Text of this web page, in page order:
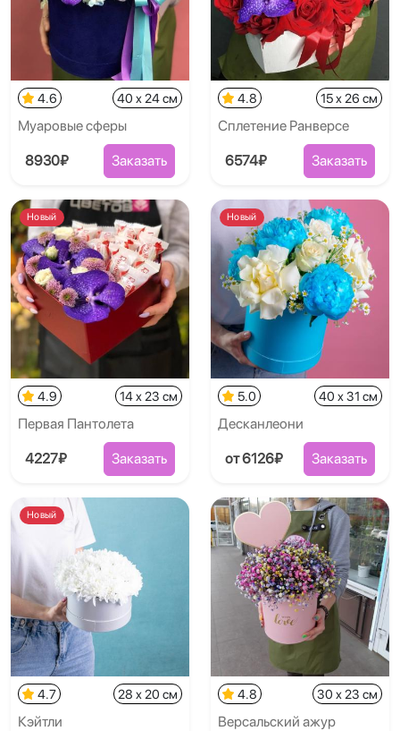
4.6 40 x 24 см
Муаровые сферы
8930₽ Заказать
4.8 15 x 26 см
Сплетение Ранверсе
6574₽ Заказать
Новый
4.9 14 x 23 см
Первая Пантолета
4227₽ Заказать
Новый
5.0 40 x 31 см
Десканлеони
от 6126₽ Заказать
Новый
4.7 28 x 20 см
Кэйтли
4.8 30 x 23 см
Версальский ажур